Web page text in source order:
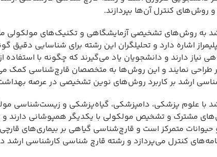
روش‌های کنترل آن‌ها بپردازند.
به روش‌های تشخیصی آزمایشگاهی و تکنیک‌های مولکولی
اشاره دارد و تحلیلگران این رشته برای شناسایی دقیق
نیاز دارند و دانشجویان یاد می‌گیرند که چگونه با
طراحی نمایند و این روش‌ها به متخصصان قارچ‌شناسی کمک
ارشد بر کاربرد روش‌های نوین تشخیصی در عرصه بهداشت
با علوم پزشکی، دامپزشکی، گیاه‌پزشکی و زیست‌شناسی
مشترک و تشخیص مولکولی با یکدیگر همپوشانی
متمرکز است و قارچ‌شناسی گیاهی بر بیماری‌های
کنترل می‌پردازد و رشته قارچ شناسی کارشناسی ارشد